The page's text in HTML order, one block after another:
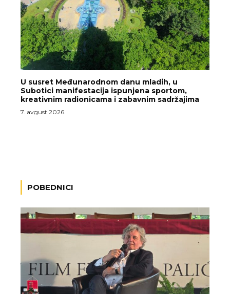
U susret Međunarodnom danu mladih, u
Subotici manifestacija ispunjena sportom,
kreativnim radionicama i zabavnim sadržajima
7. avgust 2026.
POBEDNICI